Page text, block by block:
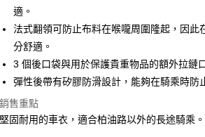
玉山商業銀行
台新國際商業銀行
中國信託商
台灣樂天信用卡公司
元大商業銀行
玉山商業銀行
星展（台灣
台新國際商業銀行
台灣樂天信用卡公司
全盈+PAY
ATM付款
7-11取貨(快速到店)
適。
法式翻領可防止布料在喉嚨周圍隆起，因此
分舒適。
3 個後口袋與用於保護貴重物品的額外拉鏈
彈性後帶有矽膠防滑設計，能夠在騎乘時防
銷售重點
堅固耐用的車衣，適合柏油路以外的長途騎乘。